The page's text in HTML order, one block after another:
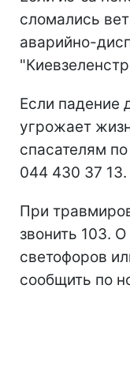
сломались
аварийно-
Если падение
угрожает
спасателям
044 430 37 13.
При
звонить 103.
светофоров
сообщить по